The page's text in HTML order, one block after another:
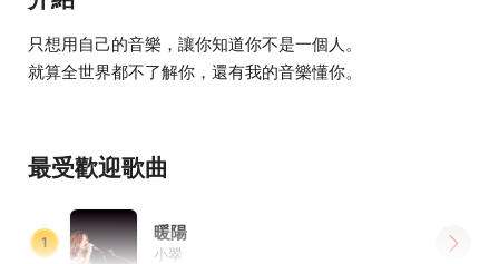
只想用自己的音樂，讓你知道你不是一個人。
就算全世界都不了解你，還有我的音樂懂你。
最受歡迎歌曲
1 暖陽
小翠